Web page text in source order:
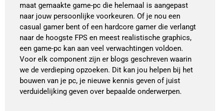
maat gemaakte game-pc die helemaal is aangepast
naar jouw persoonlijke voorkeuren. Of je nou een
casual gamer bent of een hardcore gamer die verlangt
naar de hoogste FPS en meest realistische graphics,
een game-pc kan aan veel verwachtingen voldoen.
Voor elk component zijn er blogs geschreven waarin
we de verdieping opzoeken. Dit kan jou helpen bij het
bouwen van je pc, je nieuwe kennis geven of juist
verduidelijking geven over bepaalde onderwerpen.